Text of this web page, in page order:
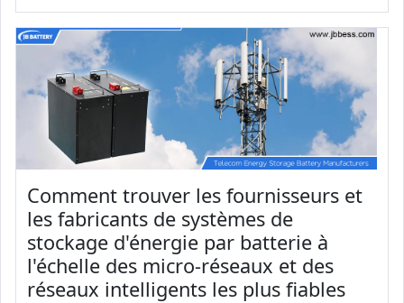
Comment trouver les fournisseurs et
les fabricants de systèmes de
stockage d'énergie par batterie à
l'échelle des micro-réseaux et des
réseaux intelligents les plus fiables